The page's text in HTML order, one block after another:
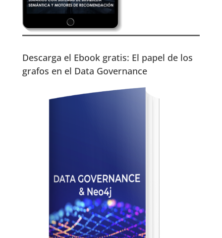
Descarga el Ebook gratis: El papel de los
grafos en el Data Governance